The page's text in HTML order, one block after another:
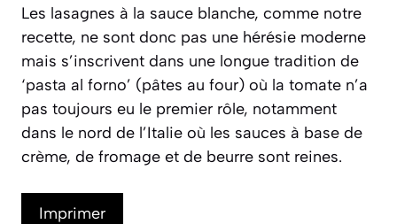
Les lasagnes à la sauce blanche, comme notre
recette, ne sont donc pas une hérésie moderne
mais s’inscrivent dans une longue tradition de
‘pasta al forno’ (pâtes au four) où la tomate n’a
pas toujours eu le premier rôle, notamment
dans le nord de l’Italie où les sauces à base de
crème, de fromage et de beurre sont reines.
Imprimer